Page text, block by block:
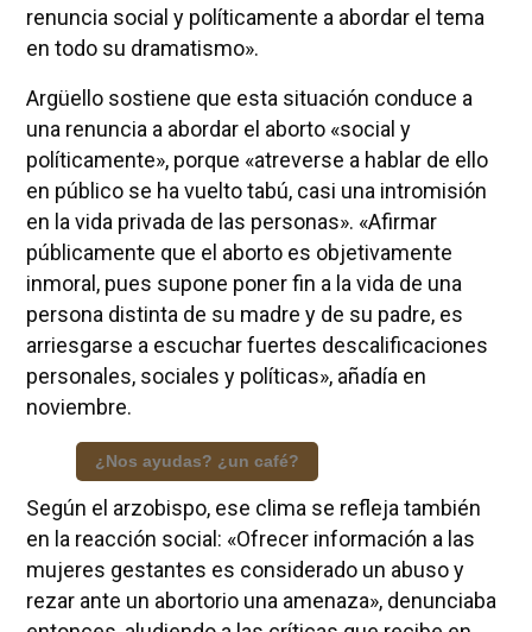
renuncia social y políticamente a abordar el tema
en todo su dramatismo».
Argüello sostiene que esta situación conduce a
una renuncia a abordar el aborto «social y
políticamente», porque «atreverse a hablar de ello
en público se ha vuelto tabú, casi una intromisión
en la vida privada de las personas». «Afirmar
públicamente que el aborto es objetivamente
inmoral, pues supone poner fin a la vida de una
persona distinta de su madre y de su padre, es
arriesgarse a escuchar fuertes descalificaciones
personales, sociales y políticas», añadía en
noviembre.
¿Nos ayudas? ¿un café?
Según el arzobispo, ese clima se refleja también
en la reacción social: «Ofrecer información a las
mujeres gestantes es considerado un abuso y
rezar ante un abortorio una amenaza», denunciaba